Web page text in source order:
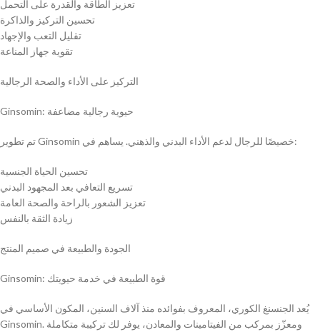
تعزيز الطاقة والقدرة على التحمل
تحسين التركيز والذاكرة
تقليل التعب والإجهاد
تقوية جهاز المناعة
التركيز على الأداء والصحة الرجالية
Ginsomin: حيوية رجالية مضاعفة
تم تطوير Ginsomin خصيصًا للرجال لدعم الأداء البدني والذهني. يساهم في:
تحسين الحياة الجنسية
تسريع التعافي بعد المجهود البدني
تعزيز الشعور بالراحة والصحة العامة
زيادة الثقة بالنفس
الجودة والطبيعة في صميم المنتج
Ginsomin: قوة الطبيعة في خدمة حيويتك
يُعد الجنسنغ الكوري، المعروف بفوائده منذ آلاف السنين، المكون الأساسي في
Ginsomin. ومعزّز بمركب من الفيتامينات والمعادن، يوفر لك تركيبة متكاملة